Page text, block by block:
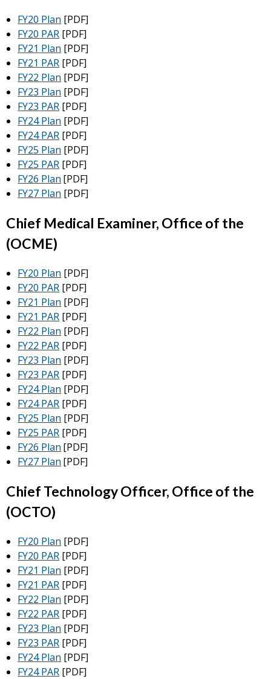
FY20 Plan [PDF]
FY20 PAR [PDF]
FY21 Plan [PDF]
FY21 PAR [PDF]
FY22 Plan [PDF]
FY23 Plan [PDF]
FY23 PAR [PDF]
FY24 Plan [PDF]
FY24 PAR [PDF]
FY25 Plan [PDF]
FY25 PAR [PDF]
FY26 Plan [PDF]
FY27 Plan [PDF]
Chief Medical Examiner, Office of the
(OCME)
FY20 Plan [PDF]
FY20 PAR [PDF]
FY21 Plan [PDF]
FY21 PAR [PDF]
FY22 Plan [PDF]
FY22 PAR [PDF]
FY23 Plan [PDF]
FY23 PAR [PDF]
FY24 Plan [PDF]
FY24 PAR [PDF]
FY25 Plan [PDF]
FY25 PAR [PDF]
FY26 Plan [PDF]
FY27 Plan [PDF]
Chief Technology Officer, Office of the
(OCTO)
FY20 Plan [PDF]
FY20 PAR [PDF]
FY21 Plan [PDF]
FY21 PAR [PDF]
FY22 Plan [PDF]
FY22 PAR [PDF]
FY23 Plan [PDF]
FY23 PAR [PDF]
FY24 Plan [PDF]
FY24 PAR [PDF]